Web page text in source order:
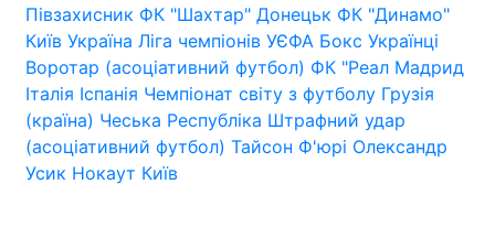
Півзахисник ФК "Шахтар" Донецьк ФК "Динамо"
Київ Україна Ліга чемпіонів УЄФА Бокс Українці
Воротар (асоціативний футбол) ФК "Реал Мадрид
Італія Іспанія Чемпіонат світу з футболу Грузія
(країна) Чеська Республіка Штрафний удар
(асоціативний футбол) Тайсон Ф'юрі Олександр
Усик Нокаут Київ